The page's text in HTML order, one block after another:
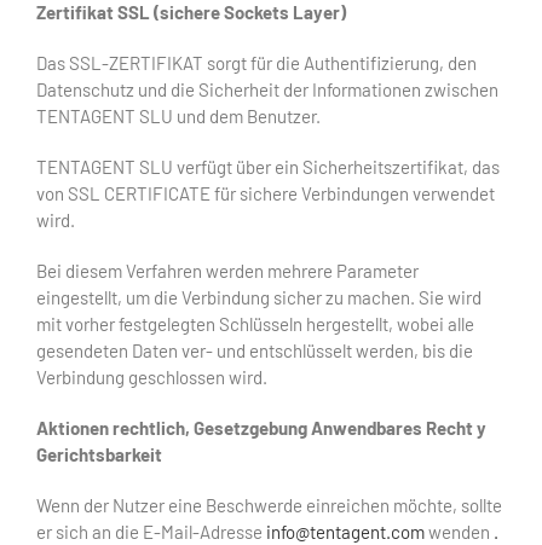
ZertifikatSSL (sichereSockets Layer)
Das SSL-ZERTIFIKAT sorgt für die Authentifizierung, den
Datenschutz und die Sicherheit der Informationen zwischen
TENTAGENT SLU und dem Benutzer.
TENTAGENT SLU verfügt über ein Sicherheitszertifikat, das
von SSL CERTIFICATE für sichere Verbindungen verwendet
wird.
Bei diesem Verfahren werden mehrere Parameter
eingestellt, um die Verbindung sicher zu machen. Sie wird
mit vorher festgelegten Schlüsseln hergestellt, wobei alle
gesendeten Daten ver- und entschlüsselt werden, bis die
Verbindung geschlossen wird.
Aktionenrechtlich, GesetzgebungAnwendbares Rechty
Gerichtsbarkeit
Wenn der Nutzer eine Beschwerde einreichen möchte, sollte
er sich an die E-Mail-Adresse info@tentagent.comwenden .